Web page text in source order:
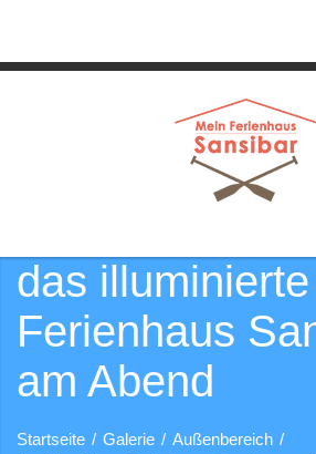
das illuminierte
Ferienhaus
am Abend
Startseite / Galerie / Außenbereich /